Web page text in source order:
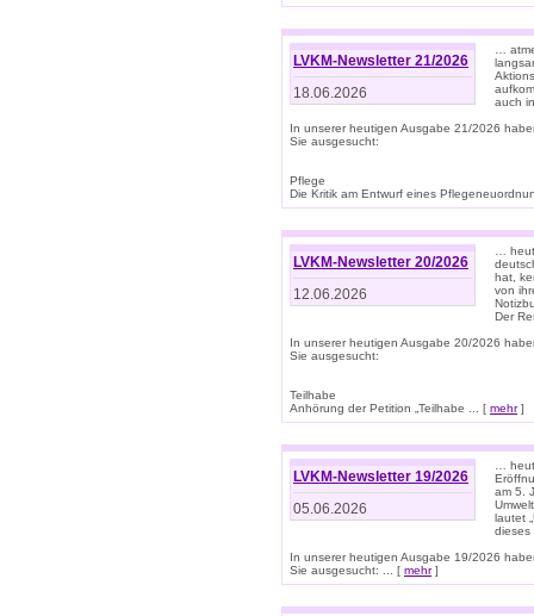
LVKM-Newsletter 21/2026
18.06.2026
…
auch
In unserer heutigen Ausgabe 21/2026
Sie ausgesucht:
Pflege
Die Kritik am Entwurf eines
LVKM-Newsletter 20/2026
12.06.2026
…
hat,
von
Der
In unserer heutigen Ausgabe 20/2026
Sie ausgesucht:
Teilhabe
Anhörung der Petition „Teilhabe ... [ mehr]
LVKM-Newsletter 19/2026
05.06.2026
…
am 5.
lautet
dieses
In unserer heutigen Ausgabe 19/2026
Sie ausgesucht: ... [ mehr]